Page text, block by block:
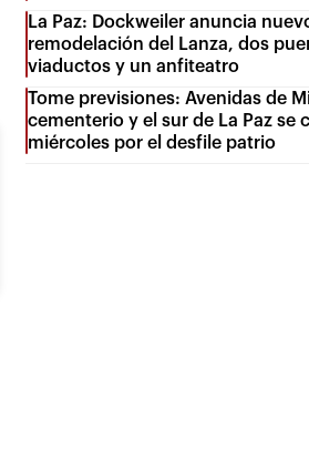
La Paz: Dockweiler anuncia
remodelación del Lanza, dos
viaductos y un anfiteatro
Tome previsiones: Avenidas de
cementerio y el sur de La Paz se
miércoles por el desfile patrio